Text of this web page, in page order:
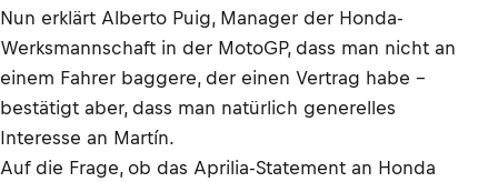
Nun erklärt Alberto Puig, Manager der Honda-
Werksmannschaft in der MotoGP, dass man nicht an
einem Fahrer baggere, der einen Vertrag habe –
bestätigt aber, dass man natürlich generelles
Interesse an Martín.
Auf die Frage, ob das Aprilia-Statement an Honda